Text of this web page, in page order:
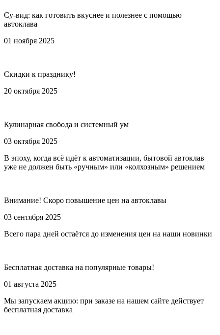
Су-вид: как готовить вкуснее и полезнее с помощью
автоклава
01 ноября 2025
Скидки к празднику!
20 октября 2025
Кулинарная свобода и системный ум
03 октября 2025
В эпоху, когда всё идёт к автоматизации, бытовой автоклав
уже не должен быть «ручным» или «колхозным» решением
Внимание! Скоро повышение цен на автоклавы
03 сентября 2025
Всего пара дней остаётся до изменения цен на наши новинки
Бесплатная доставка на популярные товары!
01 августа 2025
Мы запускаем акцию: при заказе на нашем сайте действует
бесплатная доставка